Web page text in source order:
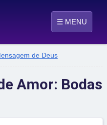
☰ MENU
de Deus
Amor: Bodas